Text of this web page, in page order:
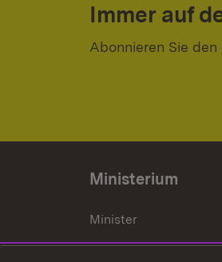
Immer auf
Abonnieren Sie
Ministerium
Minister
Staatssekrektär